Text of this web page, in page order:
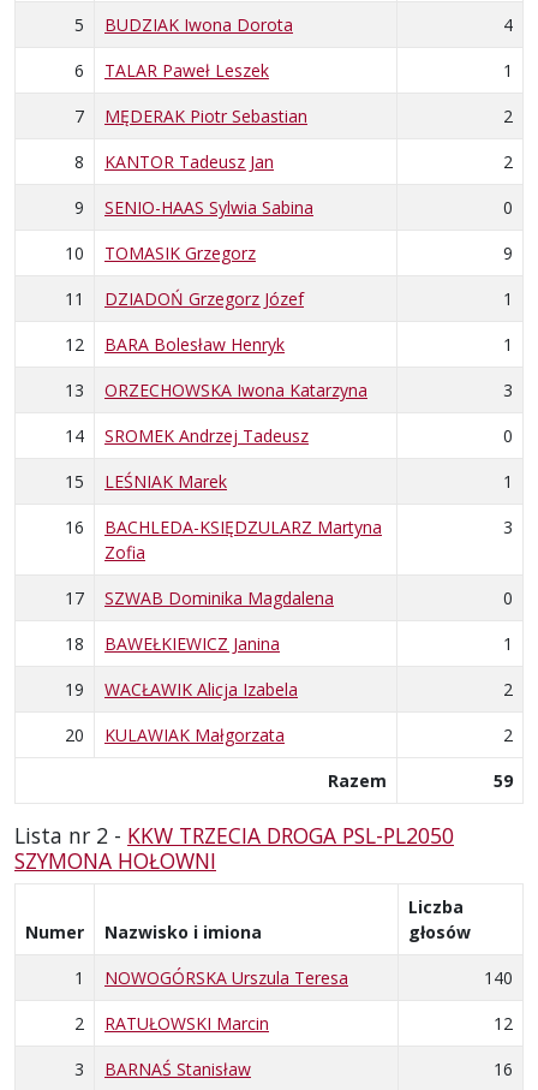
5
BUDZIAK Iwona Dorota
4
6
TALAR Paweł Leszek
1
7
MĘDERAK Piotr Sebastian
2
8
KANTOR Tadeusz Jan
2
9
SENIO-HAAS Sylwia Sabina
0
10
TOMASIK Grzegorz
9
11
DZIADOŃ Grzegorz Józef
1
12
BARA Bolesław Henryk
1
13
ORZECHOWSKA Iwona Katarzyna
3
14
SROMEK Andrzej Tadeusz
0
15
LEŚNIAK Marek
1
16
BACHLEDA-KSIĘDZULARZ Martyna
Zofia
3
17 SZWAB Dominika Magdalena
0
18
BAWEŁKIEWICZ Janina
1
19
WACŁAWIK Alicja Izabela
2
20
KULAWIAK Małgorzata
2
Razem
59
Lista nr 2 - KKW TRZECIA DROGA PSL-PL2050
SZYMONA HOŁOWNI
Numer Nazwisko i imiona
Liczba
głosów
1
NOWOGÓRSKA Urszula Teresa
140
2
RATUŁOWSKI Marcin
12
3
BARNAŚ Stanisław
16